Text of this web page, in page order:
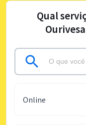
Qual
Online